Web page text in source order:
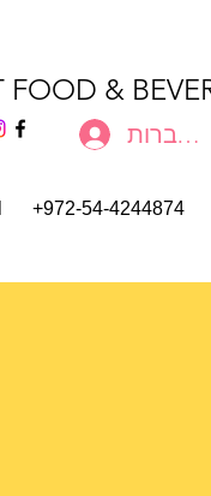
FOOD &
+972-54-4244874